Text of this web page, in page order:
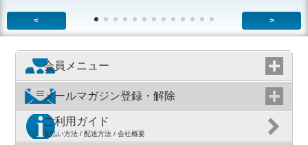
< >
会員メニュー
メールマガジン登録・解除
ご利用ガイド
支払い方法 / 配送方法 / 会社概要